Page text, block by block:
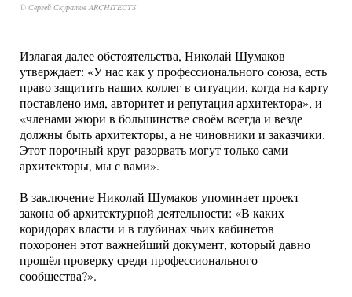
© Сергей Скуратов ARCHITECTS
Излагая далее обстоятельства, Николай Шумаков
утверждает: «У нас как у профессионального союза, есть
право защитить наших коллег в ситуации, когда на карту
поставлено имя, авторитет и репутация архитектора», и –
«членами жюри в большинстве своём всегда и везде
должны быть архитекторы, а не чиновники и заказчики.
Этот порочный круг разорвать могут только сами
архитекторы, мы с вами».
В заключение Николай Шумаков упоминает проект
закона об архитектурной деятельности: «В каких
коридорах власти и в глубинах чьих кабинетов
похоронен этот важнейший документ, который давно
прошёл проверку среди профессионального
сообщества?».